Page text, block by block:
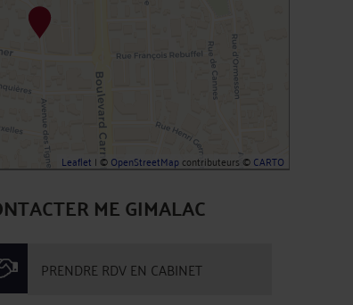
Leaflet | ©OpenStreetMapcontributeurs ©CARTO
ME GIMALAC
PRENDRE RDV EN CABINET